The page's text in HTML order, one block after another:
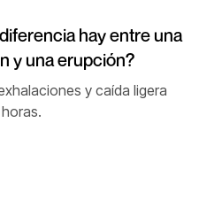
hay entre una
y una erupción?
y caída ligera